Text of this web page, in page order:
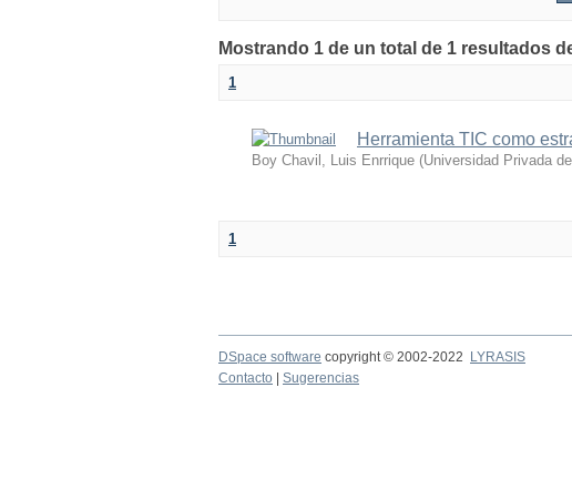
Mostrando 1 de un total de 1 resultados
1
Herramienta TIC como
Boy Chavil, Luis Enrrique (Universidad Privada
1
DSpace software copyright © 2002-2022 LYRASIS
Contacto
Sugerencias